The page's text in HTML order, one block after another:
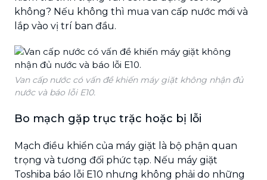
không? Nếu không thì mua van cấp nước mới và
lắp vào vị trí ban đầu.
Van cấp nước có vấn đề khiến máy giặt không nhận đủ
nước và báo lỗi E10.
Bo mạch gặp trục trặc hoặc bị lỗi
Mạch điều khiển của máy giặt là bộ phận quan
trọng và tương đối phức tạp. Nếu máy giặt
Toshiba báo lỗi E10 nhưng không phải do những